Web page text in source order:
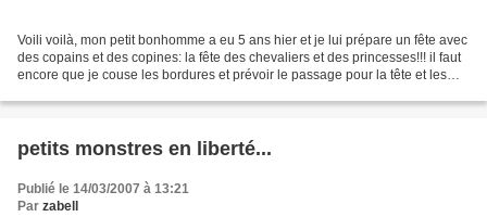
Voili voilà, mon petit bonhomme a eu 5 ans hier et je lui prépare un fête avec
des copains et des copines: la fête des chevaliers et des princesses!!! il faut
encore que je couse les bordures et prévoir le passage pour la tête et les
petits monstres en liberté...
Publié le 14/03/2007 à 13:21
Par zabell